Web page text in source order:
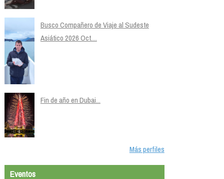
Busco Compañero de Viaje al Sudeste
Asiático 2026 Oct....
Fin de año en Dubai...
Más perfiles
Eventos